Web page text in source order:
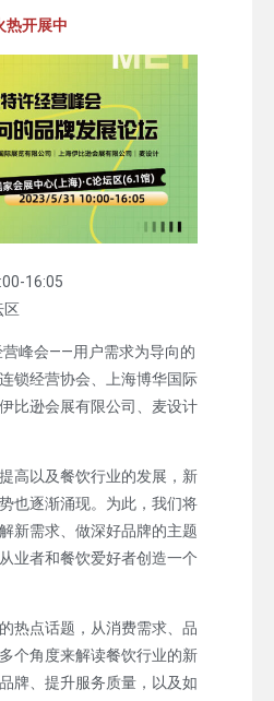
热开展中
16:05
区
峰会——用户需求为导向的
锁经营协会、上海博华国际
比逊会展有限公司、麦设计
高以及餐饮行业的发展，新
也逐渐涌现。为此，我们将
新需求、做深好品牌的主题
业者和餐饮爱好者创造一个
热点话题，从消费需求、品
个角度来解读餐饮行业的新
牌、提升服务质量，以及如